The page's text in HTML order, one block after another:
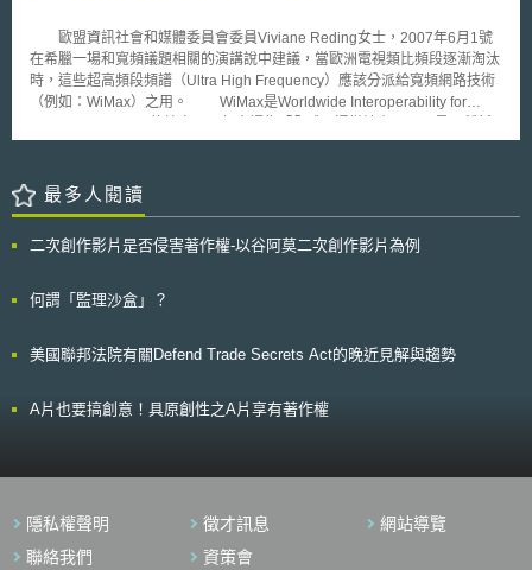
採用和創新。目標細節包含令歐盟取得、推廣人工智慧專用的超級電腦，建
立一站式服務以支持歐盟各界開發人工智慧服務、產品及應用程式等。 2.在
歐盟執委會下設立人工智慧辦公室，制定歐洲層級的人工智慧政策，並監督
政策執行。 3.透過跨國論壇推動以下工作： (1)藉歐洲地平線計畫、數位歐
洲計畫，向試圖開發、應用人工智慧的組織提供財政支援。預估將在2027
機器人、健康、生物技術、製造、行動設備等。 4.歐盟執委會與部分成員國
組織了兩個歐洲數位基礎設施聯盟如下: (1)語言科技聯盟（ALT-EDIC）: 該
聯盟主要工作之一為收集、開發歐洲各國語言模型，供公共部門、企業及未
一是支援城市利用人工智慧，優化各項管理流程。例如交通管理方面，可利
決方案。 目前人工智慧創新計畫的下一步，是先推動歐洲高效能運算聯盟
公共部門採用人工智慧，也會積極推動民間開發、應用人工智慧技術，以提
歐盟資訊社會和媒體委員會委員Viviane Reding女士，2007年6月1號
在希臘一場和寬頻議題相關的演講說中建議，當歐洲電視類比頻段逐漸淘汰
時，這些超高頻段頻譜（Ultra High Frequency）應該分派給寬頻網路技術
（例如：WiMax）之用。 WiMax是Worldwide Interoperability for
興的無線通訊技術，其傳輸速度最高可達70Mbps，傳輸範圍最廣可達30英
限制在5.7FHz和3.4GHz區段裡，如果安排在500到800MHz超高頻段上，
那WiMAX基地台涵蓋的範圍將提高，並能大大地減低成本。 Viviane
地區數位落差現象的重要要素，且是處理數位落差的唯一世代機會。因此，
價擁有更大幅度的無線寬頻速度，則需要釋出具高傳輸性的頻譜。簡言之，
最多人閱讀
二次創作影片是否侵害著作權-以谷阿莫二次創作影片為例
何謂「監理沙盒」？
美國聯邦法院有關Defend Trade Secrets Act的晚近見解與趨勢
A片也要搞創意！具原創性之A片享有著作權
隱私權聲明 徵才訊息
網站導覽
聯絡我們
資策會